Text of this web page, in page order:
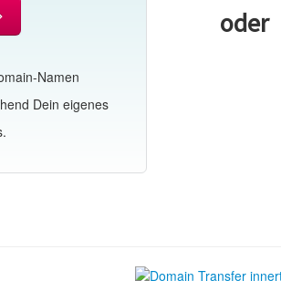
Namen
Dein eigenes
oder